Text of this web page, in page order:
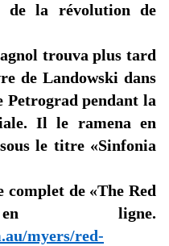
de la révolution de
trouva plus tard
de Landowski dans
Petrograd pendant la
Il le ramena en
le titre «Sinfonia
complet de«The Red
ligne.
myers/red-